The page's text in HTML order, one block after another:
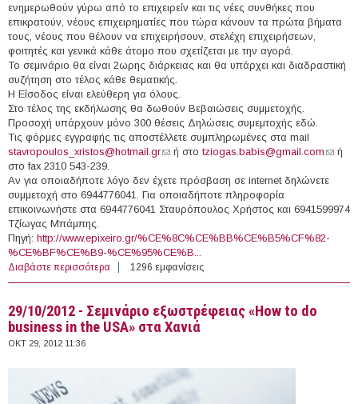
ενημερωθούν γύρω από το επιχειρείν και τις νέες συνθήκες που
επικρατούν, νέους επιχειρηματίες που τώρα κάνουν τα πρώτα βήματα
τους, νέους που θέλουν να επιχειρήσουν, στελέχη επιχειρήσεων,
φοιτητές και γενικά κάθε άτομο που σχετίζεται με την αγορά.
Το σεμινάριο θα είναι 2ωρης διάρκειας και θα υπάρχει και διαδραστική
συζήτηση στο τέλος κάθε θεματικής.
Η Είσοδος είναι ελεύθερη για όλους.
Στο τέλος της εκδήλωσης θα δωθούν Βεβαιώσεις συμμετοχής.
Προσοχή υπάρχουν μόνο 300 θέσεις Δηλώσεις συμεμτοχής εδώ.
Τις φόρμες εγγραφής τις αποστέλλετε συμπληρωμένες στα mail
stavropoulos_xristos@hotmail.gr(link sends e-mail)
ή στο tziogas.babis@gmail.com (link
e-mail)
ή
στο fax 2310 543-239.
Αν για οποιαδήποτε λόγο δεν έχετε πρόσβαση σε internet δηλώνετε
συμμετοχή στο 6944776041. Για οποιαδήποτε πληροφορία
επικοινωνήστε στα 6944776041 Σταυρόπουλος Χρήστος και 6941599974
Τζίωγας Μπάμπης.
Πηγή: http://www.epixeiro.gr/%CE%8C%CE%BB%CE%B5%CF%82-
%CE%BF%CE%B9-%CE%95%CE%B...
Διαβάστε περισσότερα για 31/10/2012 - 3ο Σεμινάριο Νεανικής
Επιχειρηματικότητας στη Θεσσαλονίκη
1296 εμφανίσεις
29/10/2012 - Σεμινάριο εξωστρέφειας «How to do
business in the USA» στα Χανιά
ΟΚΤ 29, 2012 11:36